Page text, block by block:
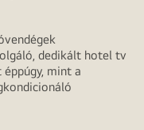
dedikált hotel tv
mint a